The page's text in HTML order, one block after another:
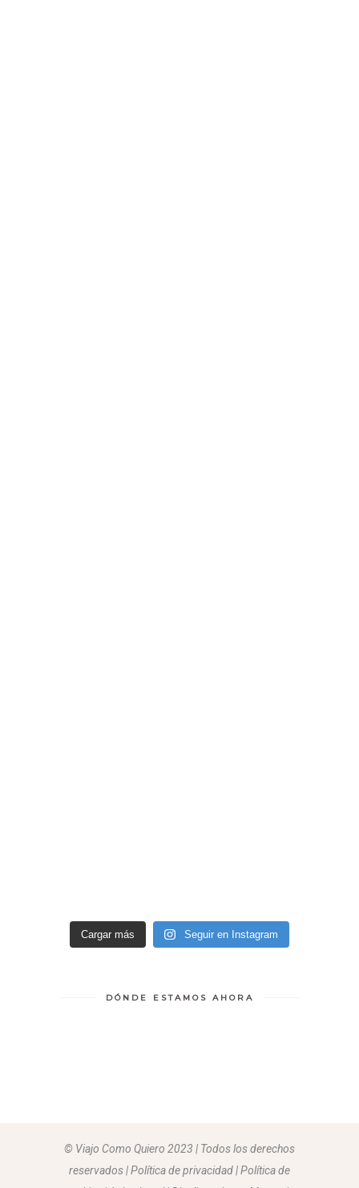
Cargar más Seguir en Instagram
DÓNDE ESTAMOS AHORA
© Viajo Como Quiero 2023 | Todos los derechos
reservados | Política de privacidad | Política de